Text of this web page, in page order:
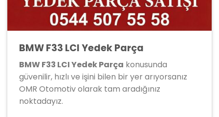
BMW F33 LCI Yedek Parça
BMW F33 LCI Yedek Parça konusunda
güvenilir, hızlı ve işini bilen bir yer arıyorsanız
OMR Otomotiv olarak tam aradığınız
noktadayız.